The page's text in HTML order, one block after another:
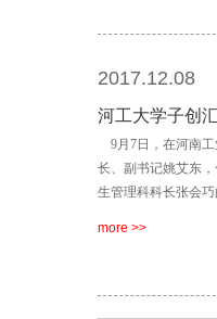
2017.12.08
河工大学子创
9月7日，在河南
长、副书记姚艾东
生管理科科长张会
more >>